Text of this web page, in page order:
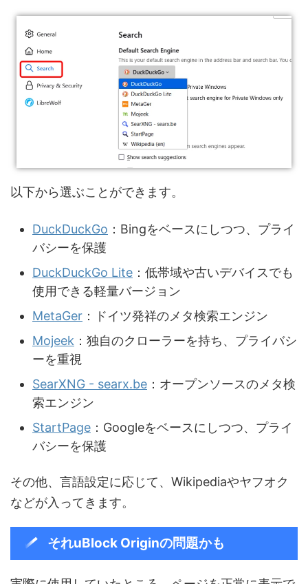
以下から選ぶことができます。
DuckDuckGo ：Bingをベースにしつつ、プライ
バシーを保護
DuckDuckGo Lite ：低帯域や古いデバイスでも
使用できる軽量バージョン
MetaGer ：ドイツ発祥のメタ検索エンジン
Mojeek ：独自のクローラーを持ち、プライバシ
ーを重視
SearXNG - searx.be ：オープンソースのメタ検
索エンジン
StartPage ：Googleをベースにしつつ、プライ
バシーを保護
その他、言語設定に応じて、Wikipediaやヤフオク
などが入ってきます。
それuBlock Originの問題かも